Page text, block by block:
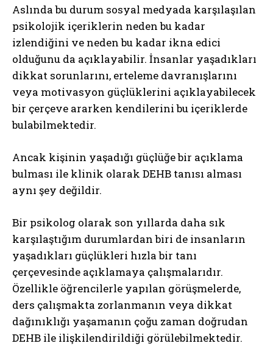
Aslında bu durum sosyal medyada karşılaşılan
psikolojik içeriklerin neden bu kadar
izlendiğini ve neden bu kadar ikna edici
olduğunu da açıklayabilir. İnsanlar yaşadıkları
dikkat sorunlarını, erteleme davranışlarını
veya motivasyon güçlüklerini açıklayabilecek
bir çerçeve ararken kendilerini bu içeriklerde
bulabilmektedir.
Ancak kişinin yaşadığı güçlüğe bir açıklama
bulması ile klinik olarak DEHB tanısı alması
aynı şey değildir.
Bir psikolog olarak son yıllarda daha sık
karşılaştığım durumlardan biri de insanların
yaşadıkları güçlükleri hızla bir tanı
çerçevesinde açıklamaya çalışmalarıdır.
Özellikle öğrencilerle yapılan görüşmelerde,
ders çalışmakta zorlanmanın veya dikkat
dağınıklığı yaşamanın çoğu zaman doğrudan
DEHB ile ilişkilendirildiği görülebilmektedir.